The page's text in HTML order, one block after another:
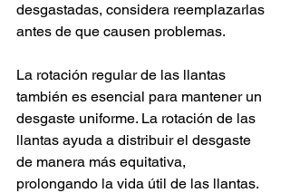
desgastadas, considera reemplazarlas
antes de que causen problemas.
La rotación regular de las llantas
también es esencial para mantener un
desgaste uniforme. La rotación de las
llantas ayuda a distribuir el desgaste
de manera más equitativa,
prolongando la vida útil de las llantas.